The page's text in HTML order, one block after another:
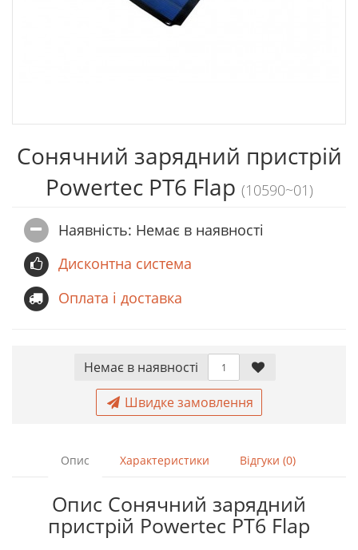
Сонячний зарядний пристрій
Powertec PT6 Flap (10590~01)
Наявність: Немає в наявностi
Дисконтна система
Оплата і доставка
Немає в наявностi
Швидке замовлення
Опис Характеристики Відгуки (0)
Опис Сонячний зарядний
пристрій Powertec PT6 Flap